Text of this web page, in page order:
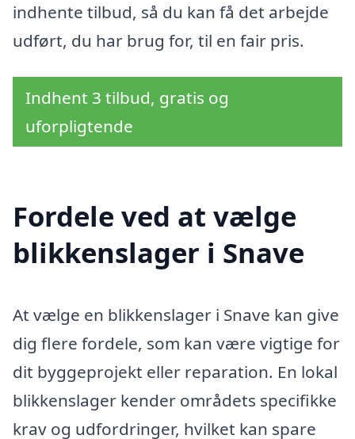
indhente tilbud, så du kan få det arbejde
udført, du har brug for, til en fair pris.
Indhent 3 tilbud, gratis og
uforpligtende
Fordele ved at vælge
blikkenslager i Snave
At vælge en blikkenslager i Snave kan give
dig flere fordele, som kan være vigtige for
dit byggeprojekt eller reparation. En lokal
blikkenslager kender områdets specifikke
krav og udfordringer, hvilket kan spare